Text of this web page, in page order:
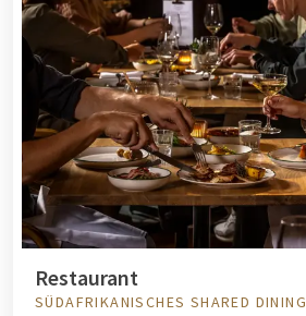
Restaurant
SÜDAFRIKANISCHES SHARED